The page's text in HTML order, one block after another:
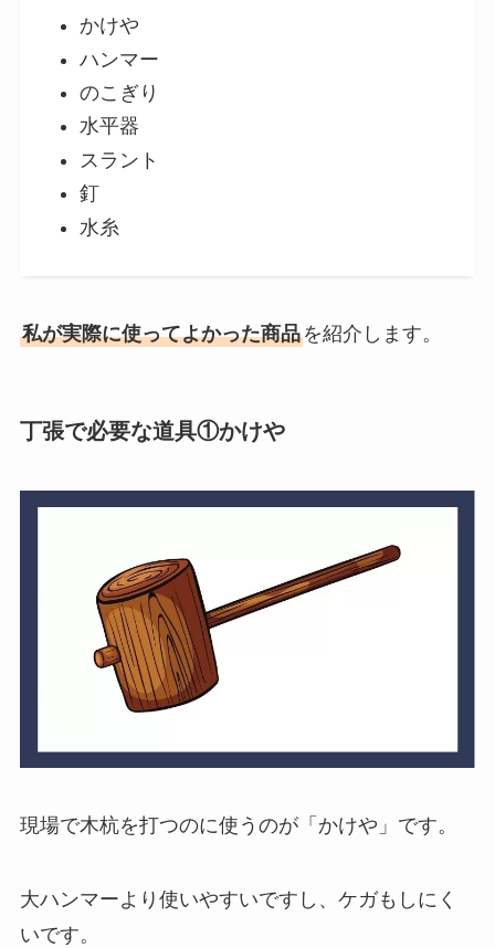
かけや
ハンマー
のこぎり
水平器
スラント
釘
水糸
私が実際に使ってよかった商品を紹介します。
丁張で必要な道具①かけや
現場で木杭を打つのに使うのが「かけや」です。
大ハンマーより使いやすいですし、ケガもしにく
いです。